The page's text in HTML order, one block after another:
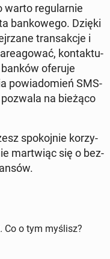
warto re­gu­lar­nie
ban­ko­we­go. Dzięki
trans­ak­cje i
kon­tak­tu­
oferuje
po­wia­do­mień SMS-
na bieżąco
spo­koj­nie ko­rzy­
mar­twiąc się o bez­
Co o tym myślisz?